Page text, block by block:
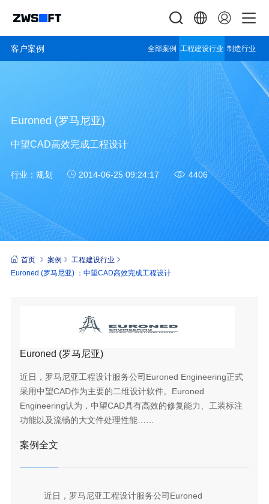
客户案例 全部案例 工程建设行业 制造行业
Euroned (罗马尼亚)
中望CAD高效完成工程设计
行业： 规划 2014-06-25 09:24:17 4406
首页 案例
工程建设行业
Euroned (罗马尼亚) ：中望CAD高效完成工程设计
Euroned (罗马尼亚)
近日，罗马尼亚工程设计服务公司Euroned Engineering正式
采用中望CAD作为主要的二维设计软件。Euroned
Engineering认为，中望CAD具有高效的修复能力、工装标注
功能以及流畅的大文件处理性能……
案例全文
近日，罗马尼亚工程设计服务公司Euroned